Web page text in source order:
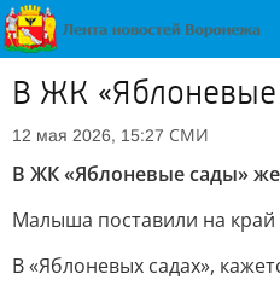
В ЖК «Яблоневые
12 мая 2026, 15:27 СМИ
В ЖК «Яблоневые сады»
Малыша поставили на край
В «Яблоневых садах»,